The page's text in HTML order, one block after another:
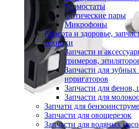
Термостаты
Оптические пары
Микрофоны
Красота и здоровье,
техники
Запчасти и
тримеров,
Запчасти для
ирригаторов
Запчасти для фенов,
Запчасти для
Запчати для
Запчасти для овощерезок
Запчасти для водяных